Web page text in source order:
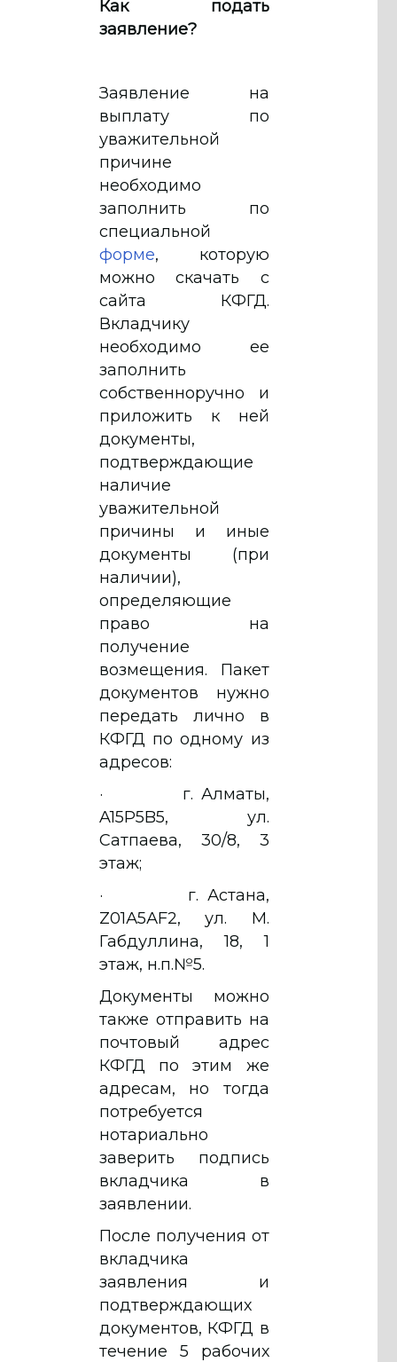
Как подать
заявление?
Заявление на
выплату по
уважительной
причине
необходимо
заполнить по
специальной
форме, которую
можно скачать с
сайта КФГД.
Вкладчику
необходимо ее
заполнить
собственноручно и
приложить к ней
документы,
подтверждающие
наличие
уважительной
причины и иные
документы (при
наличии),
определяющие
право на
получение
возмещения. Пакет
документов нужно
передать лично в
КФГД по одному из
адресов:
· г. Алматы,
A15P5B5, ул.
Сатпаева, 30/8, 3
этаж;
· г. Астана,
Z01А5АF2, ул. М.
Габдуллина, 18, 1
этаж, н.п.№5.
Документы можно
также отправить на
почтовый адрес
КФГД по этим же
адресам, но тогда
потребуется
нотариально
заверить подпись
вкладчика в
заявлении.
После получения от
вкладчика
заявления и
подтверждающих
документов, КФГД в
течение 5 рабочих